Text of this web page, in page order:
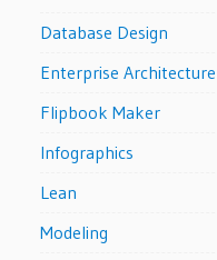
Database Design
Enterprise Architecture
Flipbook Maker
Infographics
Lean
Modeling